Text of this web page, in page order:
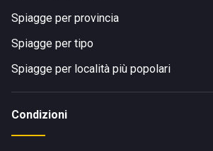
Spiagge per provincia
Spiagge per tipo
Spiagge per località più popolari
Condizioni